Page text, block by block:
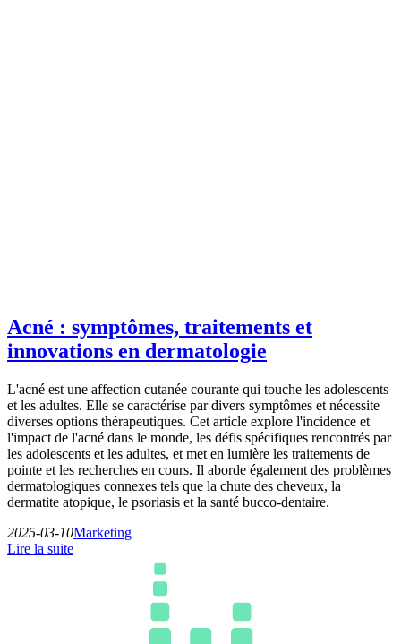
Acné : symptômes, traitements et
innovations en dermatologie
L'acné est une affection cutanée courante qui touche les adolescents
et les adultes. Elle se caractérise par divers symptômes et nécessite
diverses options thérapeutiques. Cet article explore l'incidence et
l'impact de l'acné dans le monde, les défis spécifiques rencontrés par
les adolescents et les adultes, et met en lumière les traitements de
pointe et les recherches en cours. Il aborde également des problèmes
dermatologiques connexes tels que la chute des cheveux, la
dermatite atopique, le psoriasis et la santé bucco-dentaire.
2025-03-10Marketing
Lire la suite